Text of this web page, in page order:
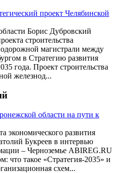
проект Челябинской
Борис Дубровский
строительства
магистрали между
в Стратегию развития
года. Проект строительства
железнод...
области на пути к
экономического развития
Букреев в интервью
– Черноземье ABIREG.RU
что такое «Стратегия-2035» и
схем...